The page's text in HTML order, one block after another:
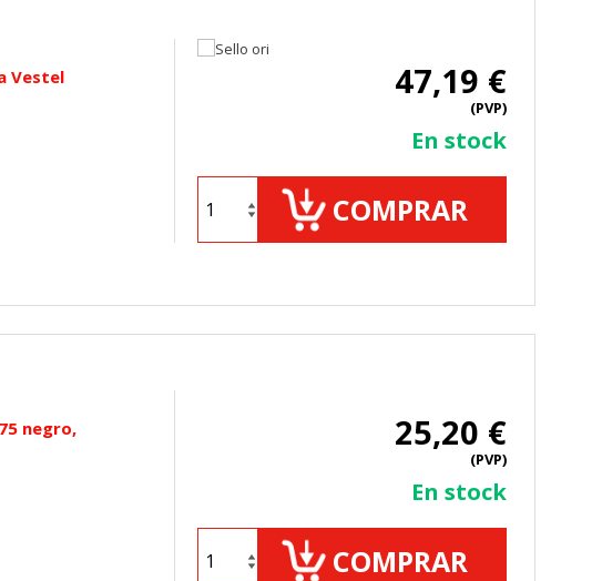
Vestel
47,19 €
(PVP)
En stock
COMPRAR
negro,
25,20 €
(PVP)
En stock
COMPRAR